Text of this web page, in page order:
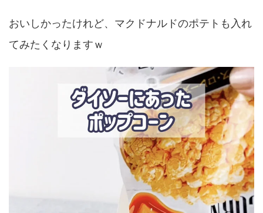
おいしかったけれど、マクドナルドのポテトも入れ
てみたくなりますｗ